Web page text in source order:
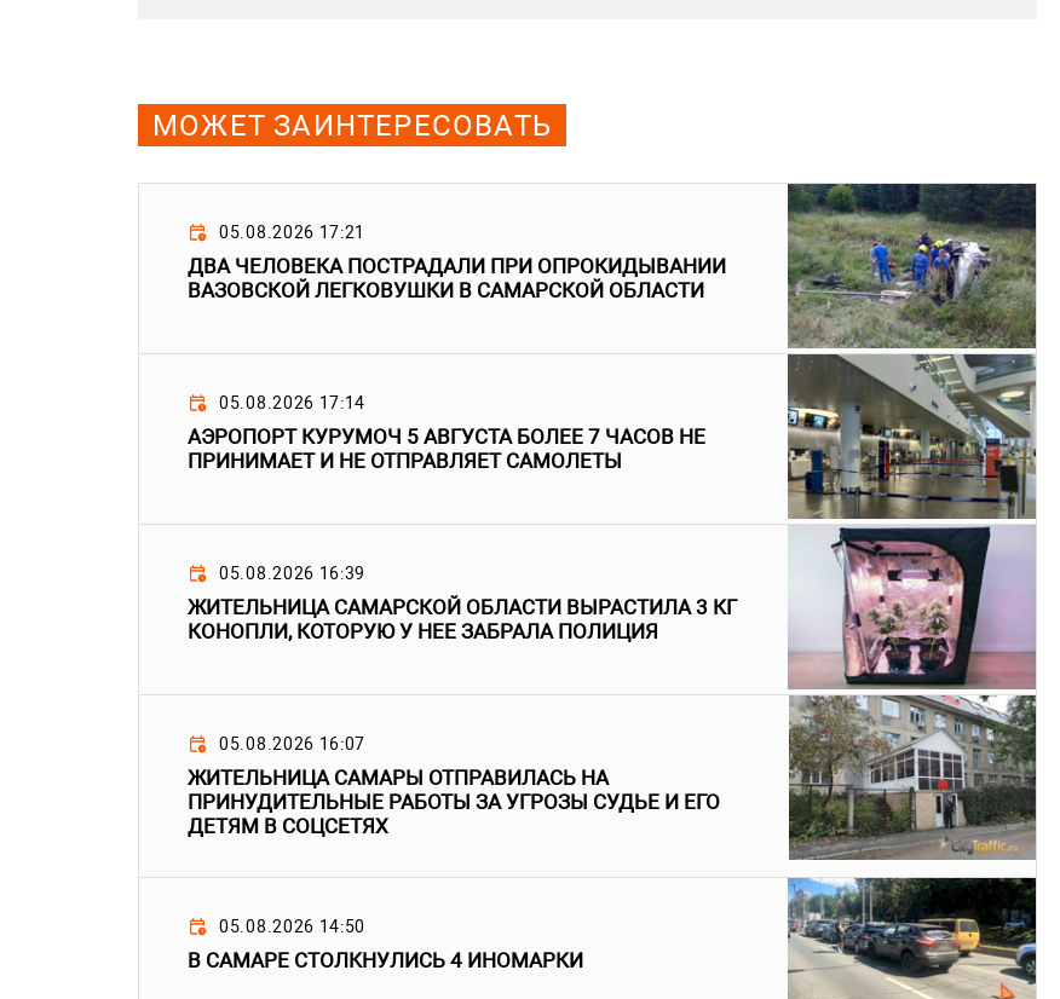
МОЖЕТ ЗАИНТЕРЕСОВАТЬ
05.08.2026 17:21
ДВА ЧЕЛОВЕКА ПОСТРАДАЛИ ПРИ ОПРОКИДЫВАНИИ
ВАЗОВСКОЙ ЛЕГКОВУШКИ В САМАРСКОЙ ОБЛАСТИ
05.08.2026 17:14
АЭРОПОРТ КУРУМОЧ 5 АВГУСТА БОЛЕЕ 7 ЧАСОВ НЕ
ПРИНИМАЕТ И НЕ ОТПРАВЛЯЕТ САМОЛЕТЫ
05.08.2026 16:39
ЖИТЕЛЬНИЦА САМАРСКОЙ ОБЛАСТИ ВЫРАСТИЛА 3 КГ
КОНОПЛИ, КОТОРУЮ У НЕЕ ЗАБРАЛА ПОЛИЦИЯ
05.08.2026 16:07
ЖИТЕЛЬНИЦА САМАРЫ ОТПРАВИЛАСЬ НА
ПРИНУДИТЕЛЬНЫЕ РАБОТЫ ЗА УГРОЗЫ СУДЬЕ И ЕГО
ДЕТЯМ В СОЦСЕТЯХ
05.08.2026 14:50
В САМАРЕ СТОЛКНУЛИСЬ 4 ИНОМАРКИ